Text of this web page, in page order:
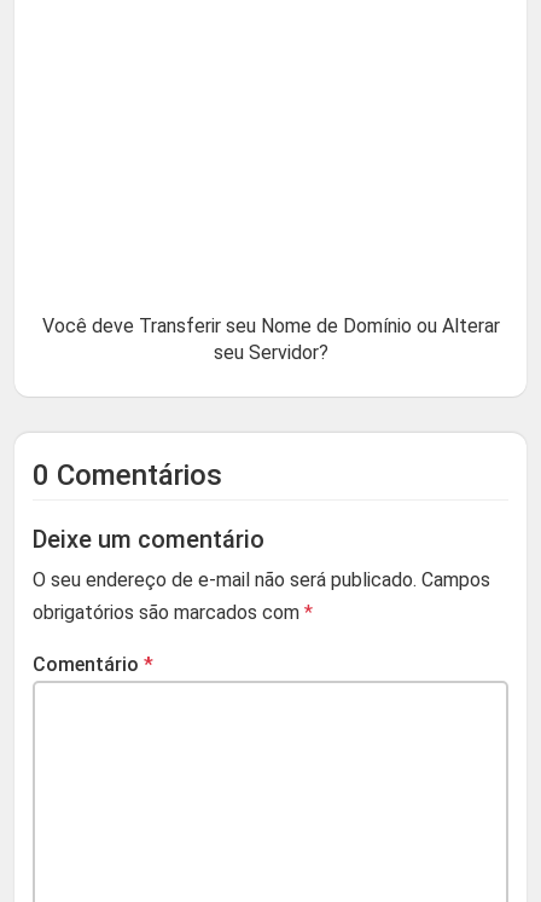
Você deve Transferir seu Nome de Domínio ou Alterar
seu Servidor?
0 Comentários
Deixe um comentário
O seu endereço de e-mail não será publicado. Campos
obrigatórios são marcados com *
Comentário *